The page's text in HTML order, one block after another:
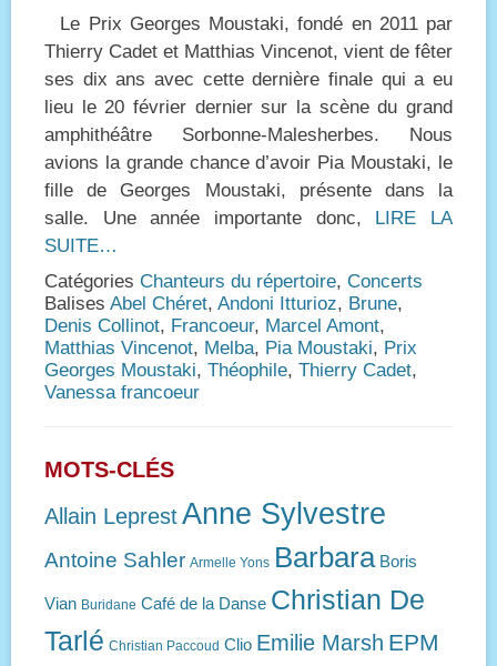
Le Prix Georges Moustaki, fondé en 2011 par
Thierry Cadet et Matthias Vincenot, vient de fêter
ses dix ans avec cette dernière finale qui a eu
lieu le 20 février dernier sur la scène du grand
amphithéâtre Sorbonne-Malesherbes. Nous
avions la grande chance d’avoir Pia Moustaki, le
fille de Georges Moustaki, présente dans la
salle. Une année importante donc, LIRE LA
SUITE…
Catégories Chanteurs du répertoire, Concerts
Balises Abel Chéret, Andoni Itturioz, Brune,
Denis Collinot, Francoeur, Marcel Amont,
Matthias Vincenot, Melba, Pia Moustaki, Prix
Georges Moustaki, Théophile, Thierry Cadet,
Vanessa francoeur
MOTS-CLÉS
Allain LeprestAnne Sylvestre
Antoine Sahler Armelle Yons Barbara Boris
Vian Buridane Café de la Danse Christian De
Tarlé Christian Paccoud Clio Emilie Marsh EPM